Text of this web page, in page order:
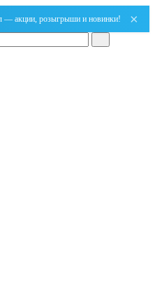
— акции, розыгрыши и новинки! ×